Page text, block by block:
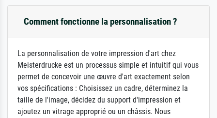
Comment fonctionne la personnalisation ?
La personnalisation de votre impression d'art chez
Meisterdrucke est un processus simple et intuitif qui vous
permet de concevoir une œuvre d'art exactement selon
vos spécifications : Choisissez un cadre, déterminez la
taille de l'image, décidez du support d'impression et
ajoutez un vitrage approprié ou un châssis. Nous